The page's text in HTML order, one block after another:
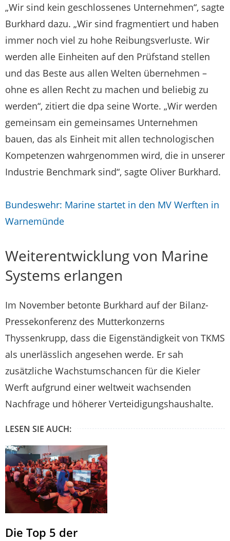
„Wir sind kein geschlossenes Unternehmen“, sagte
Burkhard dazu. „Wir sind fragmentiert und haben
immer noch viel zu hohe Reibungsverluste. Wir
werden alle Einheiten auf den Prüfstand stellen
und das Beste aus allen Welten übernehmen –
ohne es allen Recht zu machen und beliebig zu
werden“, zitiert die dpa seine Worte. „Wir werden
gemeinsam ein gemeinsames Unternehmen
bauen, das als Einheit mit allen technologischen
Kompetenzen wahrgenommen wird, die in unserer
Industrie Benchmark sind“, sagte Oliver Burkhard.
Bundeswehr: Marine startet in den MV Werften in
Warnemünde
Weiterentwicklung von Marine
Systems erlangen
Im November betonte Burkhard auf der Bilanz-
Pressekonferenz des Mutterkonzerns
Thyssenkrupp, dass die Eigenständigkeit von TKMS
als unerlässlich angesehen werde. Er sah
zusätzliche Wachstumschancen für die Kieler
Werft aufgrund einer weltweit wachsenden
Nachfrage und höherer Verteidigungshaushalte.
LESEN SIE AUCH:
Die Top 5 der